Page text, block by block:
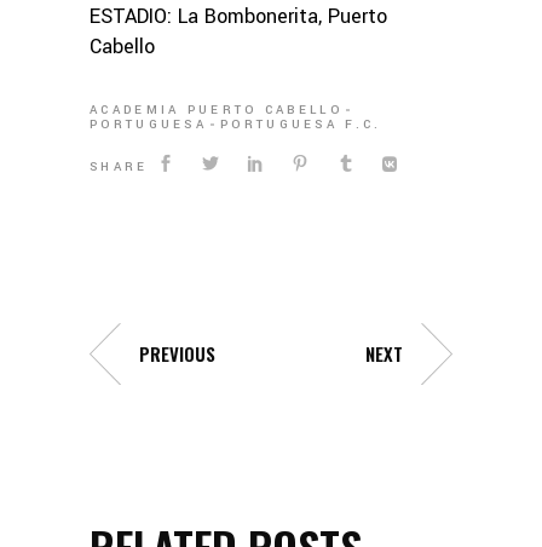
ESTADIO: La Bombonerita, Puerto
Cabello
ACADEMIA PUERTO CABELLO
PORTUGUESA
PORTUGUESA F.C.
SHARE
PREVIOUS NEXT